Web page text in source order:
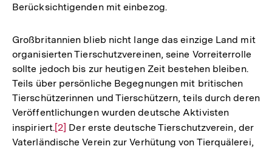
Berücksichtigenden mit einbezog.
Großbritannien blieb nicht lange das einzige Land mit
organisierten Tierschutzvereinen, seine Vorreiterrolle
sollte jedoch bis zur heutigen Zeit bestehen bleiben.
Teils über persönliche Begegnungen mit britischen
Tierschützerinnen und Tierschützern, teils durch deren
Veröffentlichungen wurden deutsche Aktivisten
inspiriert.Zur
Auflösung
[2] Der erste deutsche Tierschutzverein, der
Vaterländische Verein zur Verhütung von Tierquälerei,